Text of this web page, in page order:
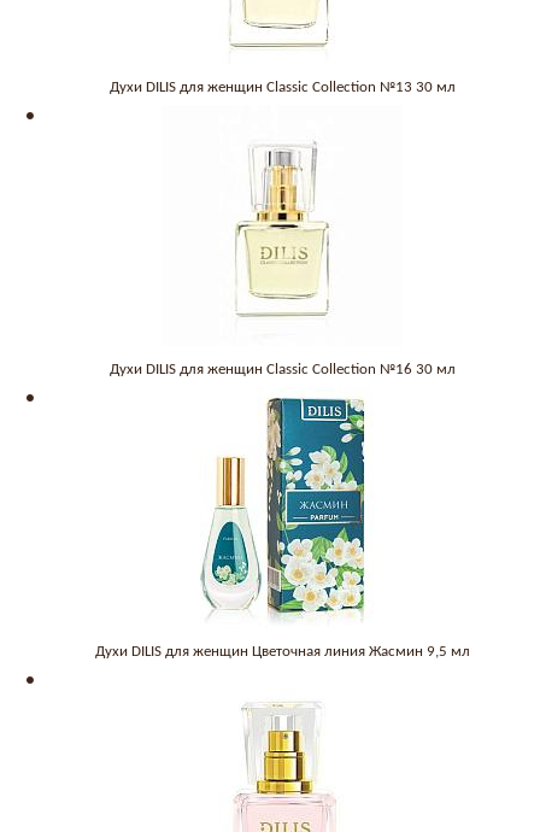
Духи DILIS для женщин Classic Collection №13 30 мл
Духи DILIS для женщин Classic Collection №16 30 мл
Духи DILIS для женщин Цветочная линия Жасмин 9,5 мл